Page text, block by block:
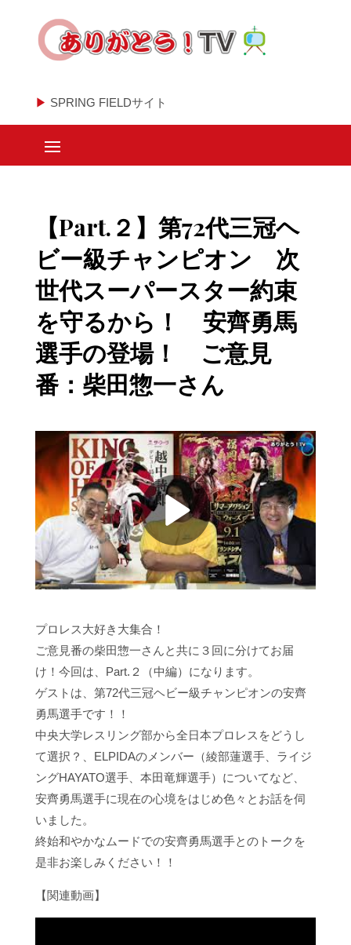
▶ SPRING FIELDサイト
【Part.２】第72代三冠ヘ
ビー級チャンピオン 次
世代スーパースター約束
を守るから！ 安齊勇馬
選手の登場！ ご意見
番：柴田惣一さん
プロレス大好き大集合！
ご意見番の柴田惣一さんと共に３回に分けてお届
け！今回は、Part.２（中編）になります。
ゲストは、第72代三冠ヘビー級チャンピオンの安齊
勇馬選手です！！
中央大学レスリング部から全日本プロレスをどうし
て選択？、ELPIDAのメンバー（綾部蓮選手、ライジ
ングHAYATO選手、本田竜輝選手）についてなど、
安齊勇馬選手に現在の心境をはじめ色々とお話を伺
いました。
終始和やかなムードでの安齊勇馬選手とのトークを
是非お楽しみください！！
【関連動画】